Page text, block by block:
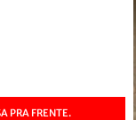
PRA FRENTE.